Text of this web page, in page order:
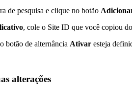
de pesquisa e clique no botão
, cole o Site ID que você copiou
botão de alternância Ativar esteja
alterações